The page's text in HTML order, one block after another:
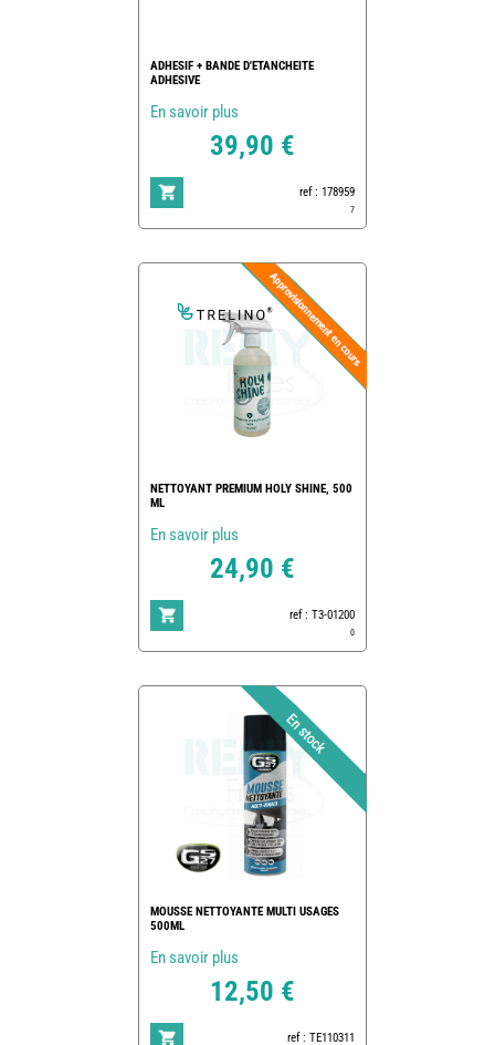
ADHESIF + BANDE D'ETANCHEITE
ADHESIVE
En savoir plus
39,90 €
ref : 178959
7
NETTOYANT PREMIUM HOLY SHINE, 500
ML
En savoir plus
24,90 €
ref : T3-01200
0
MOUSSE NETTOYANTE MULTI USAGES
500ML
En savoir plus
12,50 €
ref : TE110311